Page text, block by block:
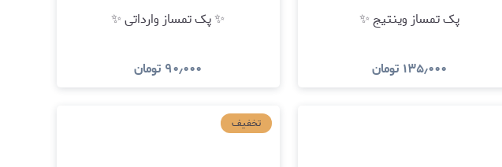
پک تمساز وینتیج ✨
۱۳۵٫۰۰۰ تومان
✨ پک تمساز وارداتی ✨
۹۰٫۰۰۰ تومان
تخفیف